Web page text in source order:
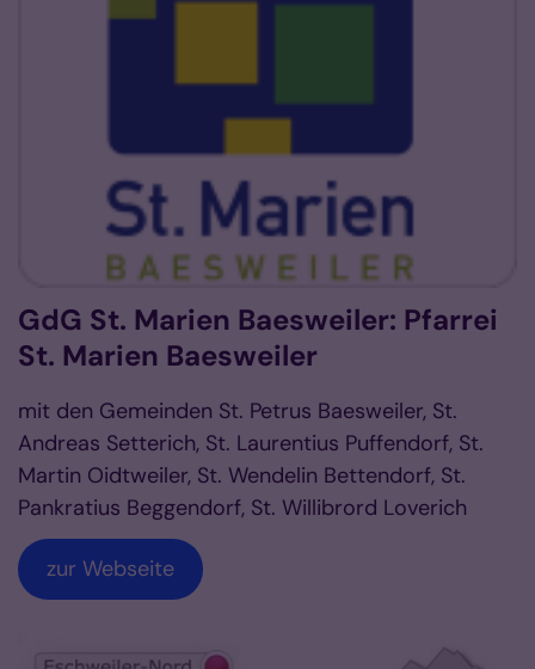
GdG St. Marien Baesweiler: Pfarrei
St. Marien Baesweiler
mit den Gemeinden St. Petrus Baesweiler, St.
Andreas Setterich, St. Laurentius Puffendorf, St.
Martin Oidtweiler, St. Wendelin Bettendorf, St.
Pankratius Beggendorf, St. Willibrord Loverich
zur Webseite